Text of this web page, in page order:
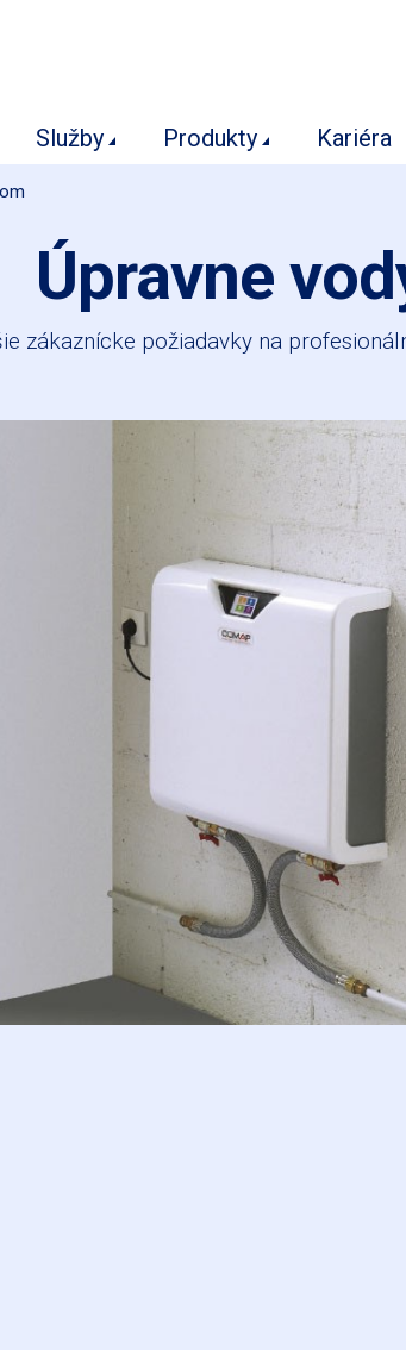
Služby Produkty Kariéra
Úpravne
zákaznícke požiadavky na